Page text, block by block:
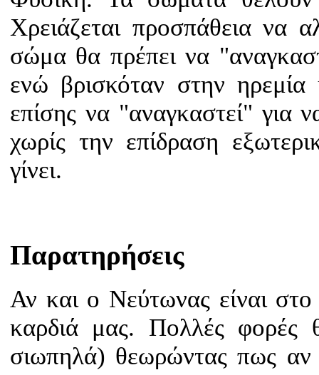
Χρειάζεται προσπάθεια
σώμα θα πρέπει να
ενώ βρισκόταν στην
επίσης να "αναγκαστεί" για
χωρίς την επίδραση
γίνει.
Παρατηρήσεις
Αν και ο Νεύτωνας είναι
καρδιά μας. Πολλές φορές
σιωπηλά) θεωρώντας πως αν